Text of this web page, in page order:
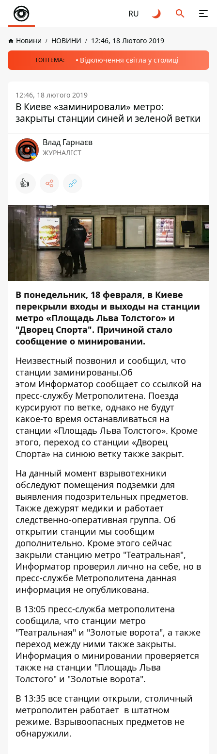
RU
Новини НОВИНИ 12:46, 18 Лютого 2019
ТОПТЕМА: Відключення світла у столиці
12:46, 18 лютого 2019
В Киеве «заминировали» метро:
закрыты станции синей и зеленой ветки
Влад Гарнаєв
ЖУРНАЛІСТ
👍
В понедельник, 18 февраля, в Киеве
перекрыли входы и выходы на станции
метро «Площадь Льва Толстого» и
"Дворец Спорта". Причиной стало
сообщение о минировании.
Неизвестный позвонил и сообщил, что
станции заминированы.Об
этом Информатор сообщает со ссылкой на
пресс-службу Метрополитена. Поезда
курсируют по ветке, однако не будут
какое-то время останавливаться на
станции «Площадь Льва Толстого». Кроме
этого, переход со станции «Дворец
Спорта» на синюю ветку также закрыт.
На данный момент взрывотехники
обследуют помещения подземки для
выявления подозрительных предметов.
Также дежурят медики и работает
следственно-оперативная группа. Об
открытии станции мы сообщим
дополнительно. Кроме этого сейчас
закрыли станцию метро "Театральная",
Информатор проверил лично на себе, но в
пресс-службе Метрополитена данная
информация не опубликована.
В 13:05 пресс-служба метрополитена
сообщила, что станции метро
"Театральная" и "Золотые ворота", а также
переход между ними также закрыты.
Информация о минировании проверяется
также на станции "Площадь Льва
Толстого" и "Золотые ворота".
В 13:35 все станции открыли, столичный
метрополитен работает в штатном
режиме. Взрывоопасных предметов не
обнаружили.